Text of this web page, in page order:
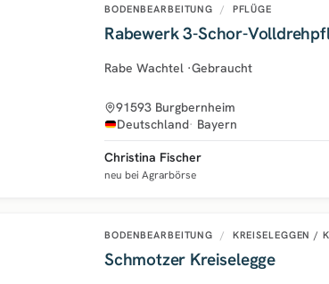
BODENBEARBEITUNG / PFLÜGE
Rabewerk 3-Schor-
Rabe Wachtel ·Gebraucht
91593 Burgbernheim
Deutschland Bayern
Christina Fischer
neu bei Agrarbörse
BODENBEARBEITUNG / KREISELEGGEN /
Schmotzer Kreiselegge